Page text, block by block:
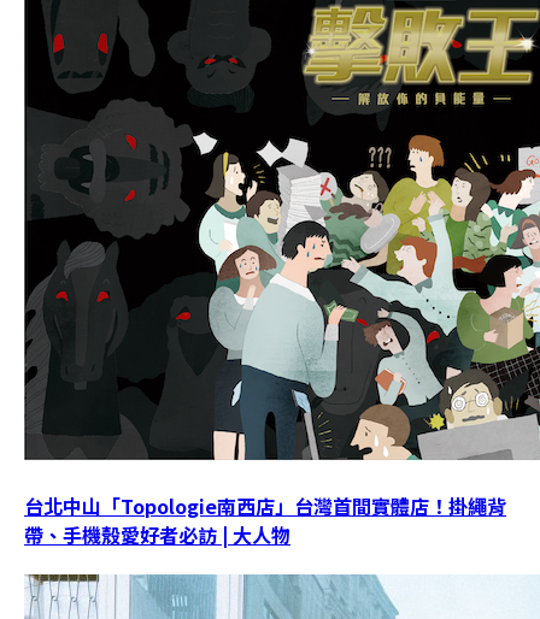
台北中山「Topologie南西店」台灣首間實體店！掛繩背
帶、手機殼愛好者必訪 | 大人物